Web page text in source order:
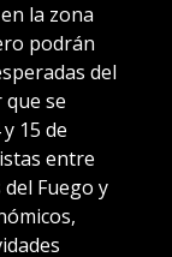
la zona
podrán
del
que se
15 de
entre
Fuego y